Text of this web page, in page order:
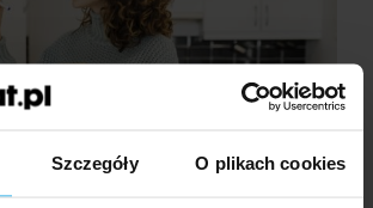
Szczegóły O plikach cookies